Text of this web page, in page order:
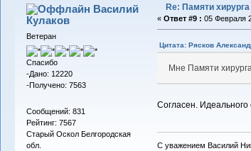
Василий
Кулаков
Ветеран
Спасибо
-Дано: 12220
-Получено: 7563
Сообщений: 831
Рейтинг: 7567
Старый Оскол Белгородская
обл.
Re: Памяти хирурга
« Ответ #9 : 05 Февраля
Цитата: Рясков
Мне Памяти
Согласен. Идеального
С уважением Василий